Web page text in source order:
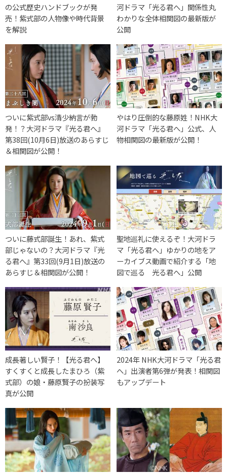
の公式歴史ハンドブックが発
売！紫式部の人物像や時代背景
を解説
河ドラマ「光る君へ」関係性丸
わかりな全体相関図の最新版が
公開
ついに紫式部vs清少納言が勃
発！？大河ドラマ『光る君へ』
第38回(10月6日)放送のあらすじ
＆相関図が公開！
やはり圧倒的な藤原姓！NHK大
河ドラマ「光る君へ」公式、人
物相関図の最新版が公開！
ついに藤式部誕生！あれ、紫式
部じゃないの？大河ドラマ『光
る君へ』第33回(9月1日)放送の
あらすじ＆相関図が公開！
聖地巡礼に使えるぞ！大河ドラ
マ「光る君へ」ゆかりの地をア
ーカイブス動画で紹介する「地
図で巡る 光る君へ」公開
成長著しい賢子！【光る君へ】
すくすくと成長したまひろ（紫
式部）の娘・藤原賢子の扮装写
真が公開
2024年 NHK大河ドラマ「光る君
へ」出演者第6弾が発表！相関図
もアップデート